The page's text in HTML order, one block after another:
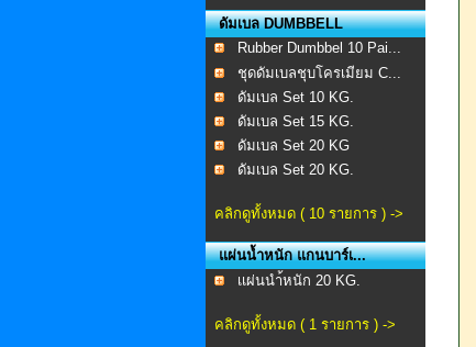
ดัมเบล DUMBBELL
Rubber Dumbbel 10 Pai...
ชุดดัมเบลชุบโครเมียม C...
ดัมเบล Set 10 KG.
ดัมเบล Set 15 KG.
ดัมเบล Set 20 KG
ดัมเบล Set 20 KG.
คลิกดูทั้งหมด ( 10 รายการ ) ->
แผ่นน้ำหนัก แกนบาร์เ...
เเผ่นนำ้หนัก 20 KG.
คลิกดูทั้งหมด ( 1 รายการ ) ->